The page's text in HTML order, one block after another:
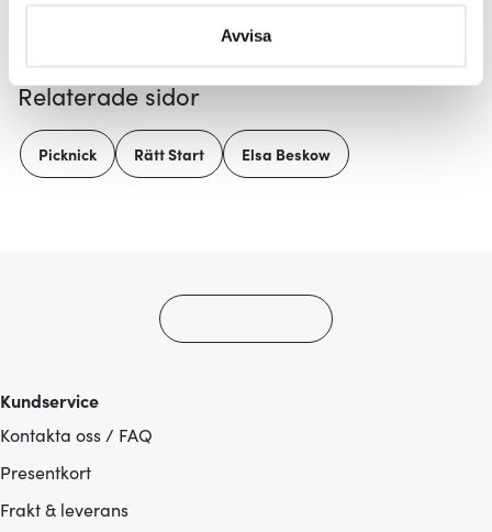
Du kan ändra eller dra tillbaka ditt samtycke när som
Vi använder cookies för att innehållet och annonserna
ska anpassas efter det som vi tror att du tycker om. Det
gör också att vi kan analysera vår trafik och göra
Avvisa
Relaterade sidor
Picknick Rätt Start Elsa Beskow
Kundservice
Kontakta oss / FAQ
Presentkort
Frakt & leverans